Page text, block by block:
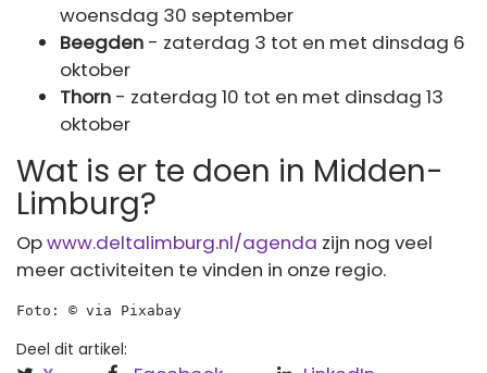
woensdag 30 september
Beegden - zaterdag 3 tot en met dinsdag 6
oktober
Thorn - zaterdag 10 tot en met dinsdag 13
oktober
Wat is er te doen in Midden-
Limburg?
Opwww.deltalimburg.nl/agenda zijn nog veel
meer activiteiten te vinden in onze regio.
Foto: © via Pixabay
Deel dit artikel: